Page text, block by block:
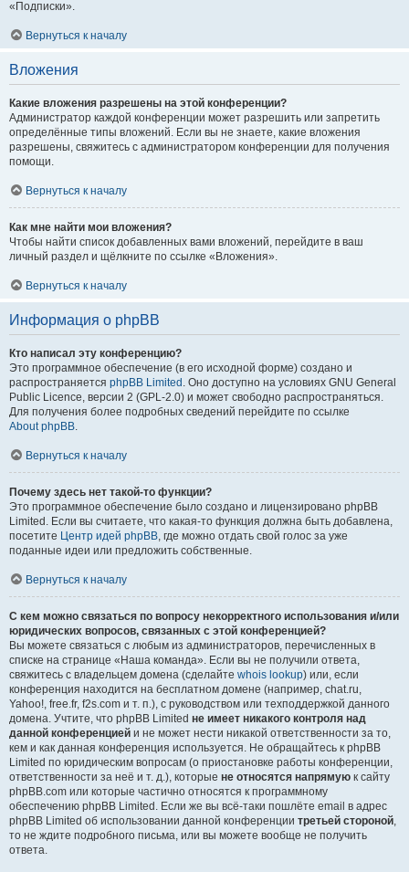
«Подписки».
Вернуться к началу
Вложения
Какие вложения разрешены на этой конференции?
Администратор каждой конференции может разрешить или запретить
определённые типы вложений. Если вы не знаете, какие вложения
разрешены, свяжитесь с администратором конференции для получения
помощи.
Вернуться к началу
Как мне найти мои вложения?
Чтобы найти список добавленных вами вложений, перейдите в ваш
личный раздел и щёлкните по ссылке «Вложения».
Вернуться к началу
Информация о phpBB
Кто написал эту конференцию?
Это программное обеспечение (в его исходной форме) создано и
распространяется phpBB Limited . Оно доступно на условиях GNU General
Public Licence, версии 2 (GPL-2.0) и может свободно распространяться.
Для получения более подробных сведений перейдите по ссылке
About phpBB.
Вернуться к началу
Почему здесь нет такой-то функции?
Это программное обеспечение было создано и лицензировано phpBB
Limited. Если вы считаете, что какая-то функция должна быть добавлена,
посетите Центр идей phpBB, где можно отдать свой голос за уже
поданные идеи или предложить собственные.
Вернуться к началу
С кем можно связаться по вопросу некорректного использования и/или
юридических вопросов, связанных с этой конференцией?
Вы можете связаться с любым из администраторов, перечисленных в
списке на странице «Наша команда». Если вы не получили ответа,
свяжитесь с владельцем домена (сделайте whois lookup) или, если
конференция находится на бесплатном домене (например, chat.ru,
Yahoo!, free.fr, f2s.com и т. п.), с руководством или техподдержкой данного
домена. Учтите, что phpBB Limited не имеет никакого контроля над
данной конференцией и не может нести никакой ответственности за то,
кем и как данная конференция используется. Не обращайтесь к phpBB
Limited по юридическим вопросам (о приостановке работы конференции,
ответственности за неё и т. д.), которые не относятся напрямую к сайту
phpBB.com или которые частично относятся к программному
обеспечению phpBB Limited. Если же вы всё-таки пошлёте email в адрес
phpBB Limited об использовании данной конференции третьей стороной,
то не ждите подробного письма, или вы можете вообще не получить
ответа.